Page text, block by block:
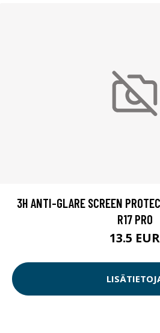
3H ANTI-GLARE SCREEN
R17 PRO
13.5 EUR